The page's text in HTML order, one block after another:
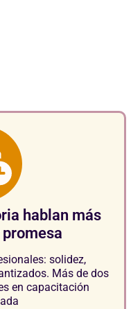
hablan más
solidez,
Más de dos
en capacitación